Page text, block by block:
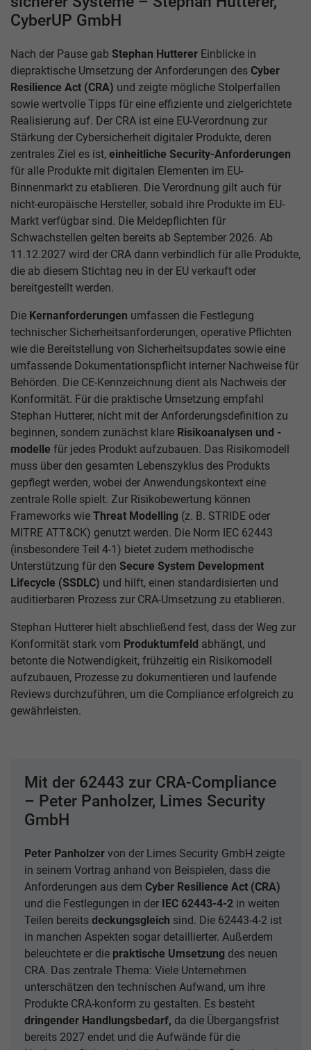
CyberUP GmbH
Nach der Pause gab Stephan Hutterer Einblicke in
diepraktische Umsetzung der Anforderungen des Cyber
Resilience Act (CRA) und zeigte mögliche Stolperfallen
sowie wertvolle Tipps für eine effiziente und zielgerichtete
Realisierung auf. Der CRA ist eine EU-Verordnung zur
Stärkung der Cybersicherheit digitaler Produkte, deren
zentrales Ziel es ist, einheitliche Security-Anforderungen
für alle Produkte mit digitalen Elementen im EU-
Binnenmarkt zu etablieren. Die Verordnung gilt auch für
nicht-europäische Hersteller, sobald ihre Produkte im EU-
Markt verfügbar sind. Die Meldepflichten für
Schwachstellen gelten bereits ab September 2026. Ab
11.12.2027 wird der CRA dann verbindlich für alle Produkte,
die ab diesem Stichtag neu in der EU verkauft oder
bereitgestellt werden.
Die Kernanforderungen umfassen die Festlegung
technischer Sicherheitsanforderungen, operative Pflichten
wie die Bereitstellung von Sicherheitsupdates sowie eine
umfassende Dokumentationspflicht interner Nachweise für
Behörden. Die CE-Kennzeichnung dient als Nachweis der
Konformität. Für die praktische Umsetzung empfahl
Stephan Hutterer, nicht mit der Anforderungsdefinition zu
beginnen, sondern zunächst klare Risikoanalysen und -
modelle für jedes Produkt aufzubauen. Das Risikomodell
muss über den gesamten Lebenszyklus des Produkts
gepflegt werden, wobei der Anwendungskontext eine
zentrale Rolle spielt. Zur Risikobewertung können
Frameworks wie Threat Modelling (z. B. STRIDE oder
MITRE ATT&CK) genutzt werden. Die Norm IEC 62443
(insbesondere Teil 4-1) bietet zudem methodische
Unterstützung für den Secure System Development
Lifecycle (SSDLC) und hilft, einen standardisierten und
auditierbaren Prozess zur CRA-Umsetzung zu etablieren.
Stephan Hutterer hielt abschließend fest, dass der Weg zur
Konformität stark vom Produktumfeld abhängt, und
betonte die Notwendigkeit, frühzeitig ein Risikomodell
aufzubauen, Prozesse zu dokumentieren und laufende
Reviews durchzuführen, um die Compliance erfolgreich zu
gewährleisten.
Mit der 62443 zur CRA-Compliance
– Peter Panholzer, Limes Security
GmbH
Peter Panholzer von der Limes Security GmbH zeigte
in seinem Vortrag anhand von Beispielen, dass die
Anforderungen aus dem Cyber Resilience Act (CRA)
und die Festlegungen in der IEC 62443-4-2 in weiten
Teilen bereits deckungsgleich sind. Die 62443-4-2 ist
in manchen Aspekten sogar detaillierter. Außerdem
beleuchtete er die praktische Umsetzung des neuen
CRA. Das zentrale Thema: Viele Unternehmen
unterschätzen den technischen Aufwand, um ihre
Produkte CRA-konform zu gestalten. Es besteht
dringender Handlungsbedarf, da die Übergangsfrist
bereits 2027 endet und die Aufwände für die